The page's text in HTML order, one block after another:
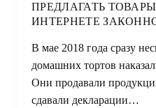
ПРЕДЛАГАТЬ
ИНТЕРНЕТЕ
В мае 2018 года сразу
домашних тортов
Они продавали
сдавали декларации…